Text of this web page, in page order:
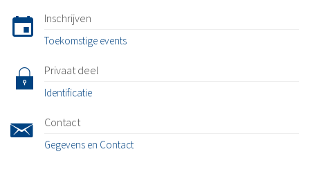
Inschrijven
Toekomstige events
Privaat deel
Identificatie
Contact
Gegevens en Contact